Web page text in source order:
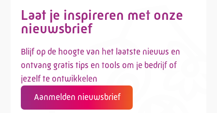
Laat je inspireren met onze
nieuwsbrief
Blijf op de hoogte van het laatste nieuws en
ontvang gratis tips en tools om je bedrijf of
jezelf te ontwikkelen
Aanmelden nieuwsbrief